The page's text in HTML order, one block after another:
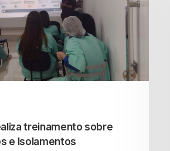
treinamento sobre
e Isolamentos